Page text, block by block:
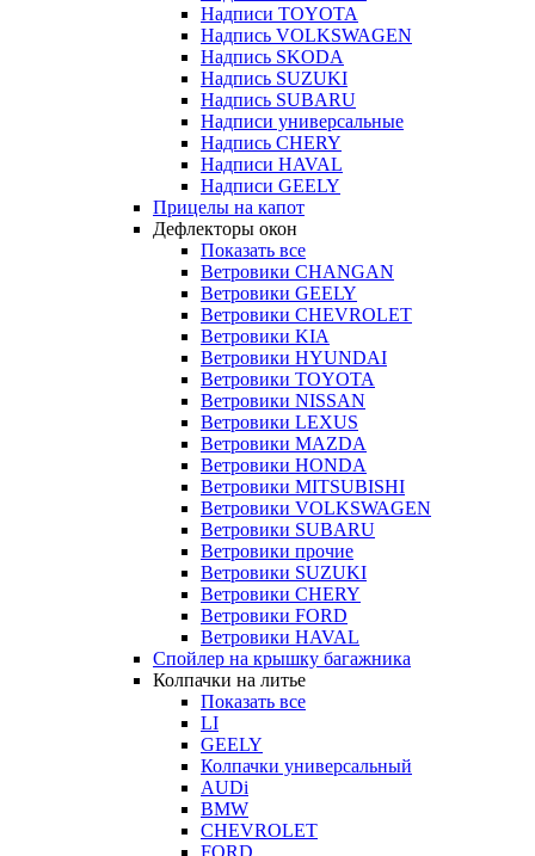
Надписи TOYOTA
Надпись VOLKSWAGEN
Надпись SKODA
Надпись SUZUKI
Надпись SUBARU
Надписи универсальные
Надпись CHERY
Надписи HAVAL
Надписи GEELY
Прицелы на капот
Дефлекторы окон
Показать все
Ветровики CHANGAN
Ветровики GEELY
Ветровики CHEVROLET
Ветровики KIA
Ветровики HYUNDAI
Ветровики TOYOTA
Ветровики NISSAN
Ветровики LEXUS
Ветровики MAZDA
Ветровики HONDA
Ветровики MITSUBISHI
Ветровики VOLKSWAGEN
Ветровики SUBARU
Ветровики прочие
Ветровики SUZUKI
Ветровики CHERY
Ветровики FORD
Ветровики HAVAL
Спойлер на крышку багажника
Колпачки на литье
Показать все
LI
GEELY
Колпачки универсальный
AUDi
BMW
CHEVROLET